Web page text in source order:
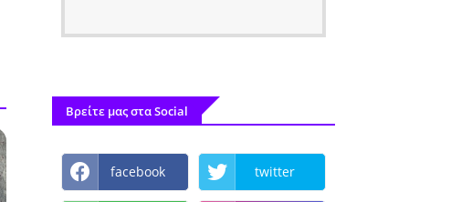
Βρείτε μας στα Social
facebook twitter